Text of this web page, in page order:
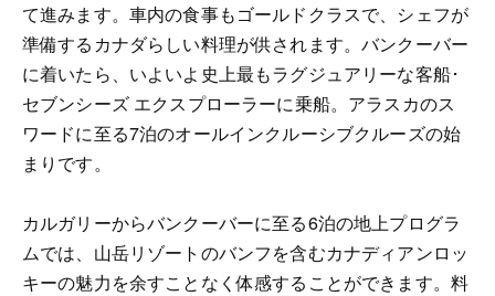
て進みます。車内の食事もゴールドクラスで、シェフが
準備するカナダらしい料理が供されます。バンクーバー
に着いたら、いよいよ史上最もラグジュアリーな客船･
セブンシーズ エクスプローラーに乗船。アラスカのス
ワードに至る7泊のオールインクルーシブクルーズの始
まりです。
カルガリーからバンクーバーに至る6泊の地上プログラ
ムでは、山岳リゾートのバンフを含むカナディアンロッ
キーの魅力を余すことなく体感することができます。料